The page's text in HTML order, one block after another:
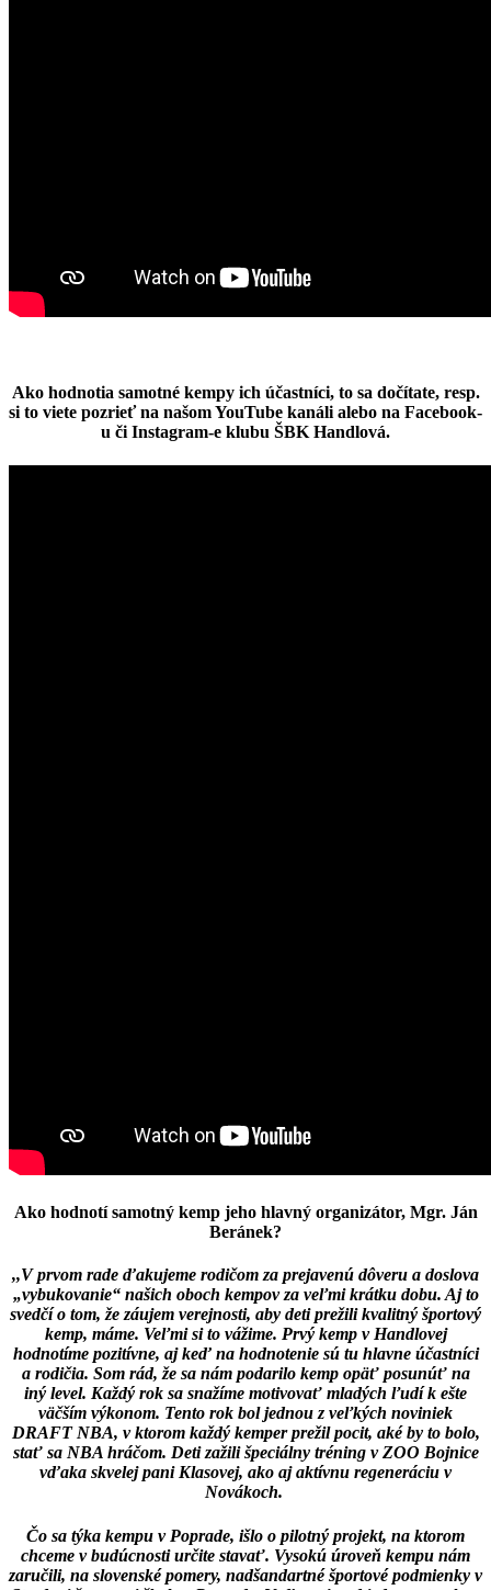
Ako hodnotia samotné kempy ich účastníci, to sa dočítate, resp.
si to viete pozrieť na našom YouTube kanáli alebo na Facebook-
u či Instagram-e klubu ŠBK Handlová.
Ako hodnotí samotný kemp jeho hlavný organizátor, Mgr. Ján
Beránek?
,,V prvom rade ďakujeme rodičom za prejavenú dôveru a doslova
„vybukovanie“ našich oboch kempov za veľmi krátku dobu. Aj to
svedčí o tom, že záujem verejnosti, aby deti prežili kvalitný športový
kemp, máme. Veľmi si to vážime. Prvý kemp v Handlovej
hodnotíme pozitívne, aj keď na hodnotenie sú tu hlavne účastníci
a rodičia. Som rád, že sa nám podarilo kemp opäť posunúť na
iný level. Každý rok sa snažíme motivovať mladých ľudí k ešte
väčším výkonom. Tento rok bol jednou z veľkých noviniek
DRAFT NBA, v ktorom každý kemper prežil pocit, aké by to bolo,
stať sa NBA hráčom. Deti zažili špeciálny tréning v ZOO Bojnice
vďaka skvelej pani Klasovej, ako aj aktívnu regeneráciu v
Novákoch.
Čo sa týka kempu v Poprade, išlo o pilotný projekt, na ktorom
chceme v budúcnosti určite stavať. Vysokú úroveň kempu nám
zaručili, na slovenské pomery, nadšandartné športové podmienky v